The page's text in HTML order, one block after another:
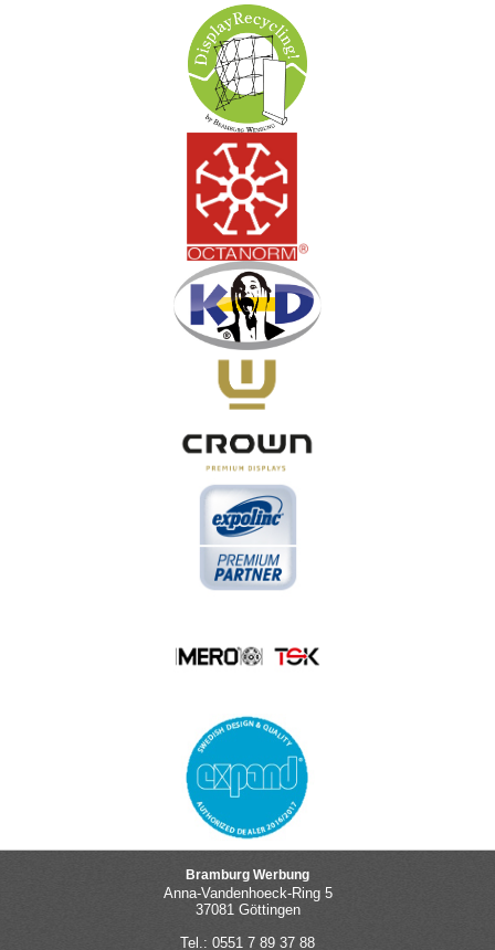
Bramburg Werbung
Anna-Vandenhoeck-Ring 5
37081 Göttingen
Tel.: 0551 7 89 37 88